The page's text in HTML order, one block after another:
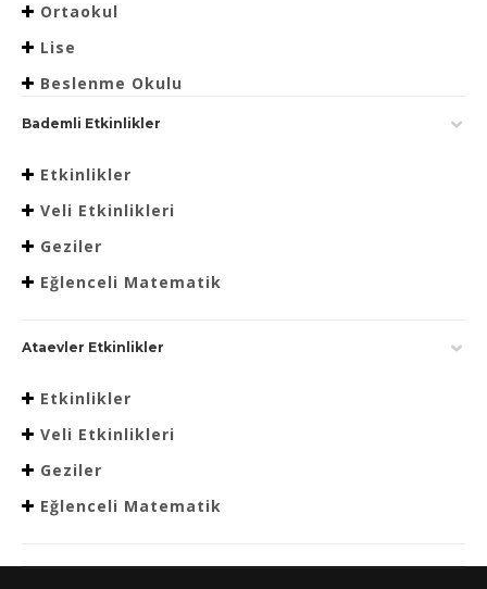
Ortaokul
Lise
Beslenme Okulu
Bademli Etkinlikler
Etkinlikler
Veli Etkinlikleri
Geziler
Eğlenceli Matematik
Ataevler Etkinlikler
Etkinlikler
Veli Etkinlikleri
Geziler
Eğlenceli Matematik